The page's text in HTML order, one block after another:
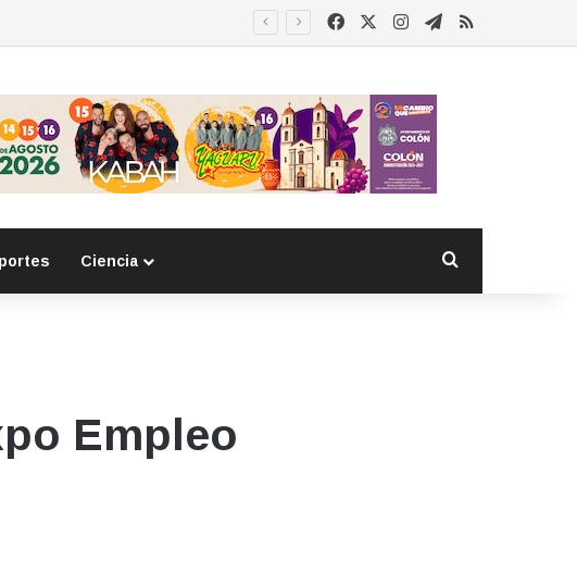
FacebookInstagram
Telegram
RSS
Ciencia
Empleo